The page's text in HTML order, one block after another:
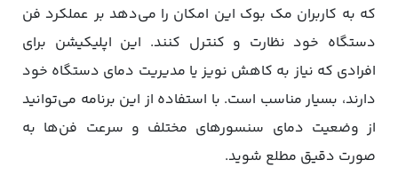
که به کاربران مک‌ بوک این امکان را می‌دهد بر عملکرد فن
دستگاه خود نظارت و کنترل کنند. این اپلیکیشن برای
افرادی که نیاز به کاهش نویز یا مدیریت دمای دستگاه خود
دارند، بسیار مناسب است. با استفاده از این برنامه می‌توانید
از وضعیت دمای سنسورهای مختلف و سرعت فن‌ها به
صورت دقیق مطلع شوید.